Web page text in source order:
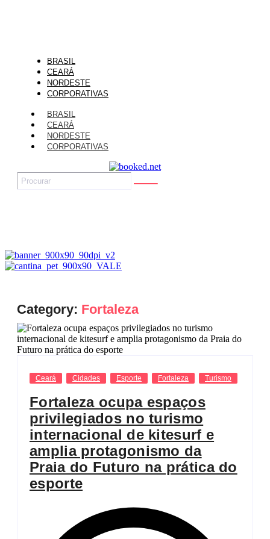
BRASIL
CEARÁ
NORDESTE
CORPORATIVAS
BRASIL
CEARÁ
NORDESTE
CORPORATIVAS
Category: Fortaleza
Ceará Cidades Esporte Fortaleza Turismo
Fortaleza ocupa espaços
privilegiados no turismo
internacional de kitesurf e
amplia protagonismo da
Praia do Futuro na prática do
esporte